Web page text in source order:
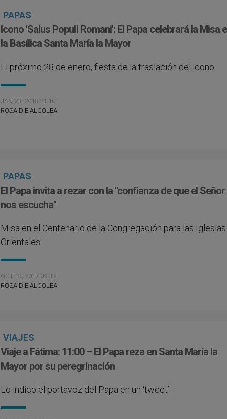
PAPAS
Icono 'Salus Populi Romani': El Papa celebrará la Misa
la Basílica Santa María la Mayor
El próximo 28 de enero, fiesta de la traslación del icono
JAN 23, 2018 21:10
ROSA DIE ALCOLEA
PAPAS
El Papa invita a rezar con la "confianza de que el Señor
nos escucha"
Misa en el Centenario de la Congregación para las Iglesias
Orientales
OCT 13, 2017 09:33
ROSA DIE ALCOLEA
VIAJES
Viaje a Fátima: 11:00 – El Papa reza en Santa María la
Mayor por su peregrinación
Lo indicó el portavoz del Papa en un ‘tweet’